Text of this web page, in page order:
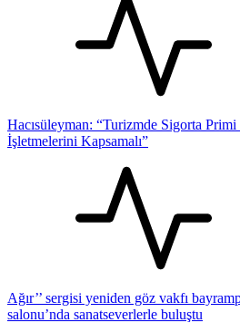
Hacısüleyman: “Turizmde Sigorta
İşletmelerini Kapsamalı”
Ağır’’ sergisi yeniden göz vakfı
salonu’nda sanatseverlerle buluştu